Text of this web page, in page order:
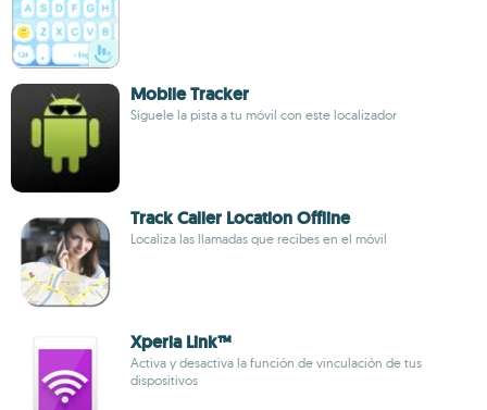
Mobile Tracker
Síguele la pista a tu móvil con este localizador
Track Caller Location Offline
Localiza las llamadas que recibes en el móvil
Xperia Link™
Activa y desactiva la función de vinculación de tus
dispositivos